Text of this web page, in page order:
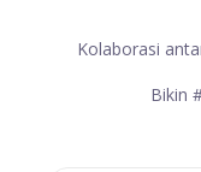
Kolaborasi
Bikin